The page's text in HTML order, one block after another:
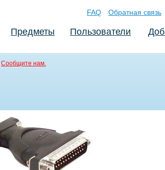
FAQ Обратная связь
Предметы Пользователи
Сообщите нам.